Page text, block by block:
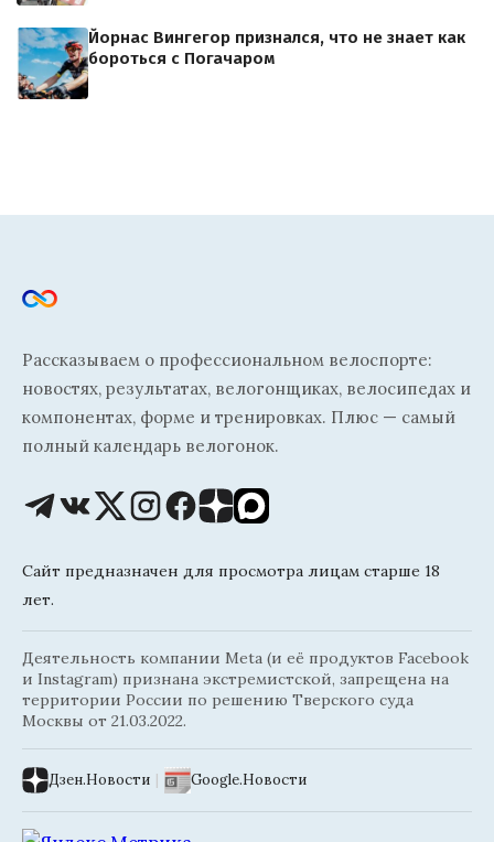
Йорнас Вингегор признался, что не знает как
бороться с Погачаром
Рассказываем о профессиональном велоспорте:
новостях, результатах, велогонщиках, велосипедах и
компонентах, форме и тренировках. Плюс — самый
полный календарь велогонок.
Сайт предназначен для просмотра лицам старше 18
лет.
Деятельность компании Meta (и её продуктов Facebook
и Instagram) признана экстремистской, запрещена на
территории России по решению Тверского суда
Москвы от 21.03.2022.
Дзен.Новости | Google.Новости